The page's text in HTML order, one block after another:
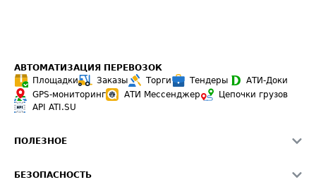
АВТОМАТИЗАЦИЯ ПЕРЕВОЗОК
Площадки
Заказы Торги Тендеры
АТИ-Доки
GPS-мониторинг
АТИ Мессенджер
Цепочки грузов
API ATI.SU
ПОЛЕЗНОЕ
БЕЗОПАСНОСТЬ